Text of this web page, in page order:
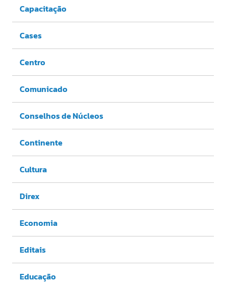
Capacitação
Cases
Centro
Comunicado
Conselhos de Núcleos
Continente
Cultura
Direx
Economia
Editais
Educação